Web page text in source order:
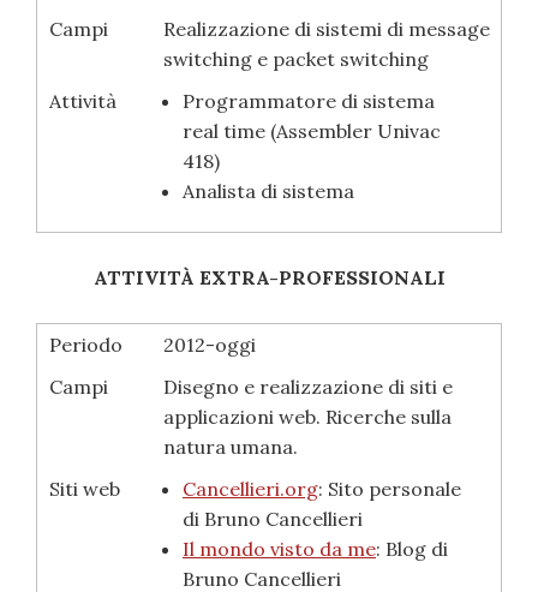
Campi
Realizzazione di sistemi di message
switching e packet switching
Attività
Programmatore di sistema
real time (Assembler Univac
418)
Analista di sistema
ATTIVITÀ EXTRA-PROFESSIONALI
Periodo
2012-oggi
Campi
Disegno e realizzazione di siti e
applicazioni web. Ricerche sulla
natura umana.
Siti web
Cancellieri.org: Sito personale
di Bruno Cancellieri
Il mondo visto da me: Blog di
Bruno Cancellieri